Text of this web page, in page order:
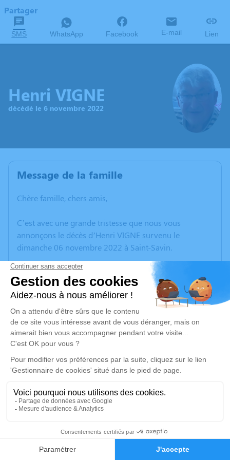
Faire-part Hommages
Partager
SMS WhatsApp Facebook E-mail Lien
Henri VIGNE
décédé le 6 novembre 2022
Message de la famille
Chère famille, chers amis,
C’est avec une grande tristesse que nous vous
annonçons le décès d’Henri VIGNE survenu le
dimanche 06 novembre 2022 à Saint-Savin.
Nous vous invitons à utiliser cet espace pour laisser
vos condoléances, partager des photos souvenirs, une
anecdote ou exprimer vos pensées à travers des
poèmes ou des textes. Cet endroit est un lieu
d'expression dédié à honorer la mémoire d’Henri
VIGNE.
Un service de plantation d’arbre hommage est
disponible ici.
Je rends hommage
Cérémonie
mardi 15 novembre 2022 à 10h00
CENTRE FUNERAIRE BOUDRIER 31 Rue Lavoisier